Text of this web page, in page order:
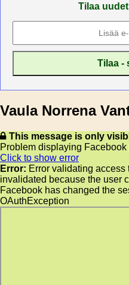
Tilaa
Vaula Norrena
This message is only
Problem displaying
Click to show error
Error: Error validating
invalidated because the user
Facebook has changed the
OAuthException